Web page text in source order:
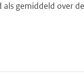
gemiddeld over